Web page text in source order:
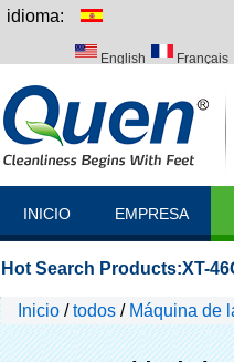
idioma:
English Français
INICIO EMPRESA
Hot Search Products:XT-
Inicio /todos / Máquina de